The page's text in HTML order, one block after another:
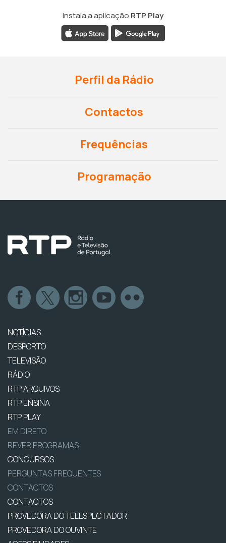
Instala a aplicação RTP Play
Perfil da Rádio
Contactos
Frequências
Programação
NOTÍCIAS
DESPORTO
TELEVISÃO
RÁDIO
RTP ARQUIVOS
RTP ENSINA
RTP PLAY
EM DIRETO
REVER PROGRAMAS
CONCURSOS
PERGUNTAS FREQUENTES
CONTACTOS
CONTACTOS
PROVEDORA DO TELESPECTADOR
PROVEDORA DO OUVINTE